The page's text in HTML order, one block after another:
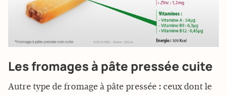
Les fromages à pâte pressée cuite
Autre type de fromage à pâte pressée : ceux dont le